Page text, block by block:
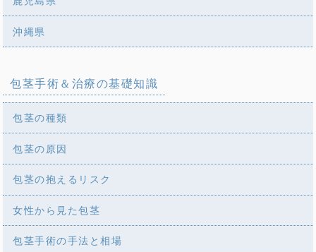
沖縄県
包茎手術＆治療の基礎知識
包茎の種類
包茎の原因
包茎の抱えるリスク
女性から見た包茎
包茎手術の手法と相場